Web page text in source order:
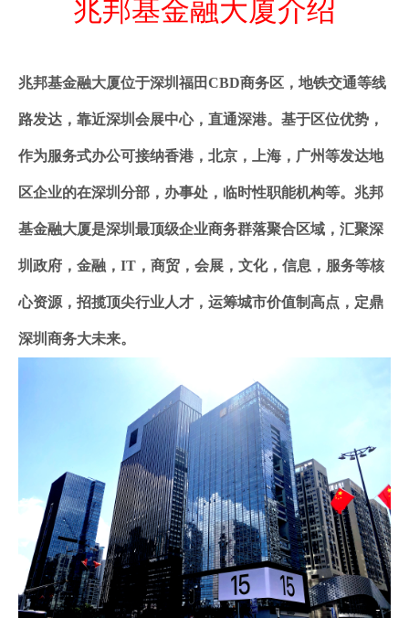
兆邦基金融大厦介绍
兆邦基金融大厦位于深圳福田CBD商务区，地铁交通等线
路发达，靠近深圳会展中心，直通深港。基于区位优势，
作为服务式办公可接纳香港，北京，上海，广州等发达地
区企业的在深圳分部，办事处，临时性职能机构等。兆邦
基金融大厦是深圳最顶级企业商务群落聚合区域，汇聚深
圳政府，金融，IT，商贸，会展，文化，信息，服务等核
心资源，招揽顶尖行业人才，运筹城市价值制高点，定鼎
深圳商务大未来。